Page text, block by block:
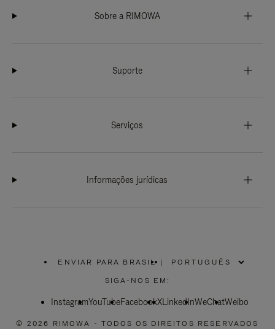
Sobre a RIMOWA
Suporte
Serviços
Informações jurídicas
ENVIAR PARA BRASIL
POR
FAVOR,
SUA
|
SIGA-NOS EM:
InstagramYouTubeFacebookXLinkedInWeChatWeibo
© 2026 RIMOWA - TODOS OS DIREITOS RESERVADOS